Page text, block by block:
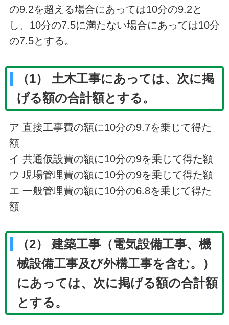
の9.2を超える場合にあっては10分の9.2と
し、10分の7.5に満たない場合にあっては10分
の7.5とする。
（1） 土木工事にあっては、次に掲
げる額の合計額とする。
ア 直接工事費の額に10分の9.7を乗じて得た
額
イ 共通仮設費の額に10分の9を乗じて得た額
ウ 現場管理費の額に10分の9を乗じて得た額
エ 一般管理費の額に10分の6.8を乗じて得た
額
（2） 建築工事（電気設備工事、機
械設備工事及び外構工事を含む。）
にあっては、次に掲げる額の合計額
とする。